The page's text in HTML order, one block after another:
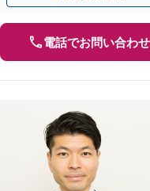
電話でお問い合わせ